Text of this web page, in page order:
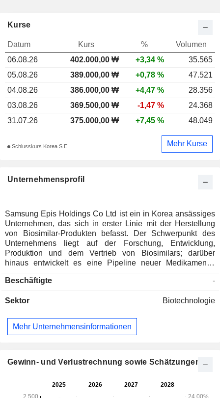
Unternehmensprofil
Samsung Epis Holdings Co Ltd ist ein in Korea ansässiges
Unternehmen, das sich in erster Linie mit der Herstellung
von Biosimilar-Produkten befasst. Der Schwerpunkt des
Unternehmens liegt auf der Forschung, Entwicklung,
Produktion und dem Vertrieb von Biosimilars; darüber
hinaus entwickelt es eine Pipeline neuer Medikamente,
Das Unternehmen ist zudem in der Plattformentwicklung
peptidbezogener Elemente.
Beschäftigte -
Sektor Biotechnologie
Mehr Unternehmensinformationen
Kurse
Datum Kurs %
Volumen
06.08.26
402.000,00 ₩ +3,34 %
35.565
05.08.26
389.000,00 ₩ +0,78 %
47.521
04.08.26
386.000,00 ₩ +4,47 %
28.356
03.08.26
369.500,00 ₩ -1,47 %
24.368
31.07.26
375.000,00 ₩ +7,45 % 48.049
Schlusskurs Korea S.E. Mehr Kurse
Gewinn- und Verlustrechnung sowie Schätzungen